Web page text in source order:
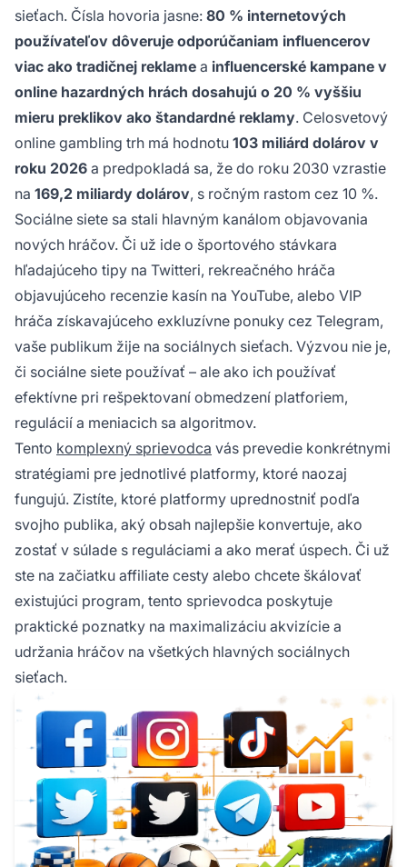
sieťach. Čísla hovoria jasne: 80 % internetových
používateľov dôveruje odporúčaniam influencerov
viac ako tradičnej reklame a influencerské kampane v
online hazardných hrách dosahujú o 20 % vyššiu
mieru preklikov ako štandardné reklamy. Celosvetový
online gambling trh má hodnotu 103 miliárd dolárov v
roku 2026 a predpokladá sa, že do roku 2030 vzrastie
na 169,2 miliardy dolárov, s ročným rastom cez 10 %.
Sociálne siete sa stali hlavným kanálom objavovania
nových hráčov. Či už ide o športového stávkara
hľadajúceho tipy na Twitteri, rekreačného hráča
objavujúceho recenzie kasín na YouTube, alebo VIP
hráča získavajúceho exkluzívne ponuky cez Telegram,
vaše publikum žije na sociálnych sieťach. Výzvou nie je,
či sociálne siete používať – ale ako ich používať
efektívne pri rešpektovaní obmedzení platforiem,
regulácií a meniacich sa algoritmov.
Tento komplexný sprievodca vás prevedie konkrétnymi
stratégiami pre jednotlivé platformy, ktoré naozaj
fungujú. Zistíte, ktoré platformy uprednostniť podľa
svojho publika, aký obsah najlepšie konvertuje, ako
zostať v súlade s reguláciami a ako merať úspech. Či už
ste na začiatku affiliate cesty alebo chcete škálovať
existujúci program, tento sprievodca poskytuje
praktické poznatky na maximalizáciu akvizície a
udržania hráčov na všetkých hlavných sociálnych
sieťach.